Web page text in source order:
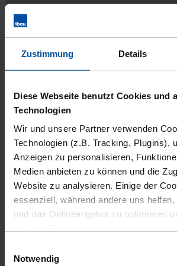
Zustimmung Details
Diese Webseite benutzt Cookies und
Technologien
Wir und unsere Partner verwenden
Technologien (z.B. Tracking, Plugins),
Anzeigen zu personalisieren,
Medien anbieten zu können und die
Website zu analysieren. Einige der
essenziell, während andere uns
und das Onlineangebot zu optimieren
Außerdem geben wir Informationen zu
unserer Website an unsere Partner für
Notwendig
Erweiterung Museen in Laupheim
Veröffentlicht seit:
DIESEN AUFTRAG ANSEHEN
Überdurchschnittliche
Biberach an der Riß
Klosteranlagen, Kirchen und Kapellen